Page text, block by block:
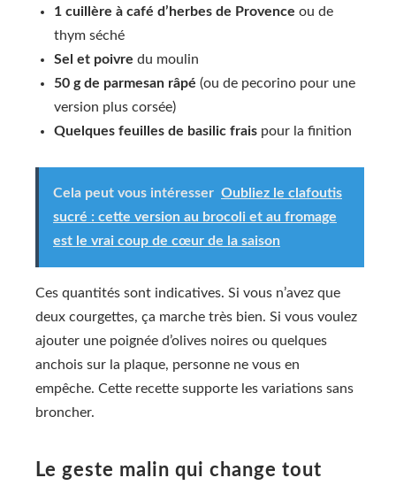
1 cuillère à café d’herbes de Provence ou de
thym séché
Sel et poivre du moulin
50 g de parmesan râpé (ou de pecorino pour une
version plus corsée)
Quelques feuilles de basilic frais pour la finition
Cela peut vous intéresser Oubliez le clafoutis
sucré : cette version au brocoli et au fromage
est le vrai coup de cœur de la saison
Ces quantités sont indicatives. Si vous n’avez que
deux courgettes, ça marche très bien. Si vous voulez
ajouter une poignée d’olives noires ou quelques
anchois sur la plaque, personne ne vous en
empêche. Cette recette supporte les variations sans
broncher.
Le geste malin qui change tout